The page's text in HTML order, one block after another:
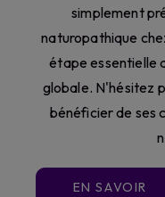
simplement
naturopathique
étape essentielle
globale. N'hésitez
bénéficier de ses
EN SAVOIR